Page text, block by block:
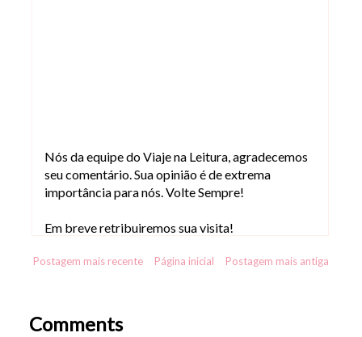
Nós da equipe do Viaje na Leitura, agradecemos
seu comentário. Sua opinião é de extrema
importância para nós. Volte Sempre!
Em breve retribuiremos sua visita!
Postagem mais recente Postagem mais antiga
Página inicial
Comments